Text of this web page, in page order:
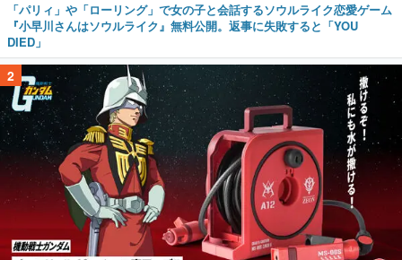
「パリィ」や「ローリング」で女の子と会話するソウルライク恋愛ゲーム
『小早川さんはソウルライク』無料公開。返事に失敗すると「YOU
DIED」
2